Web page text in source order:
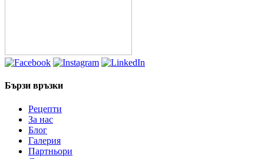
Бързи връзки
Рецепти
За нас
Блог
Галерия
Партньори